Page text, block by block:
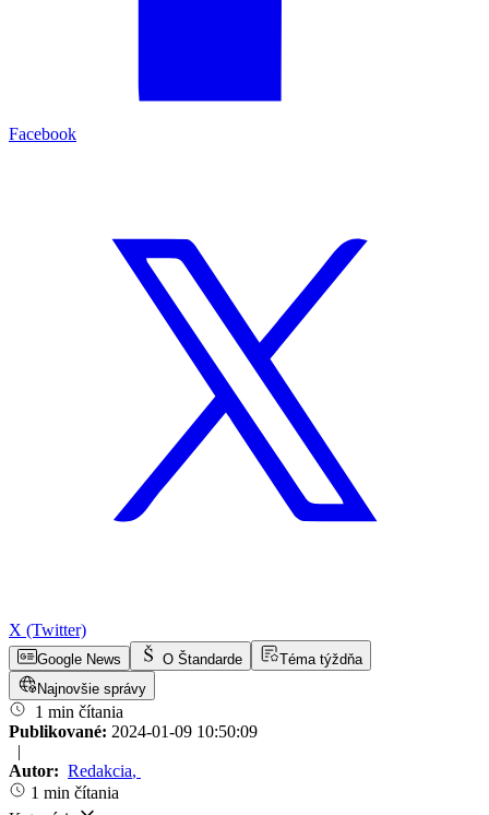
Facebook
X (Twitter)
Google News O Štandarde
Téma týždňa
Najnovšie správy
1 min čítania
Publikované: 2024-01-09 10:50:09
|
Autor: Redakcia,
1 min čítania